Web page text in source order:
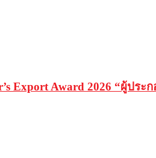
Export Award 2026 “ผู้ปร